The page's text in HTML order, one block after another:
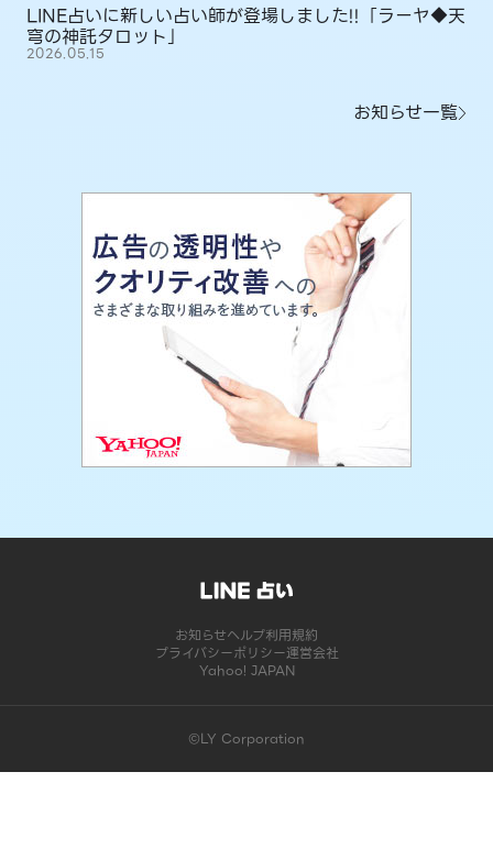
LINE占いに新しい占い師が登場しました!!「ラーヤ◆天
穹の神託タロット」
2026.05.15
お知らせ一覧
お知らせヘルプ利用規約
プライバシーポリシー運営会社
Yahoo! JAPAN
©LY Corporation
このコンテンツは掲載が終了しました | LINE占い